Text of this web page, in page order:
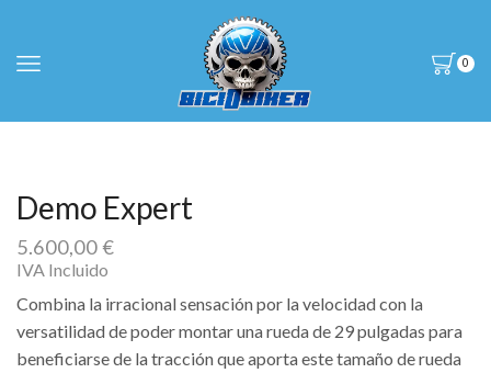
0
Demo Expert
5.600,00€
IVA Incluido
Combina la irracional sensación por la velocidad con la
versatilidad de poder montar una rueda de 29 pulgadas para
beneficiarse de la tracción que aporta este tamaño de rueda